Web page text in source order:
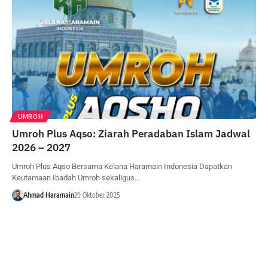
UMROH
Umroh Plus Aqso: Ziarah Peradaban Islam Jadwal
2026 – 2027
Umroh Plus Aqso Bersama Kelana Haramain Indonesia Dapatkan
Keutamaan Ibadah Umroh sekaligus…
Ahmad Haramain29 Oktober 2025